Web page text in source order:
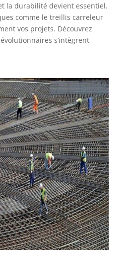
la durabilité devient essentiel.
comme le treillis carreleur
vos projets. Découvrez
s’intègrent